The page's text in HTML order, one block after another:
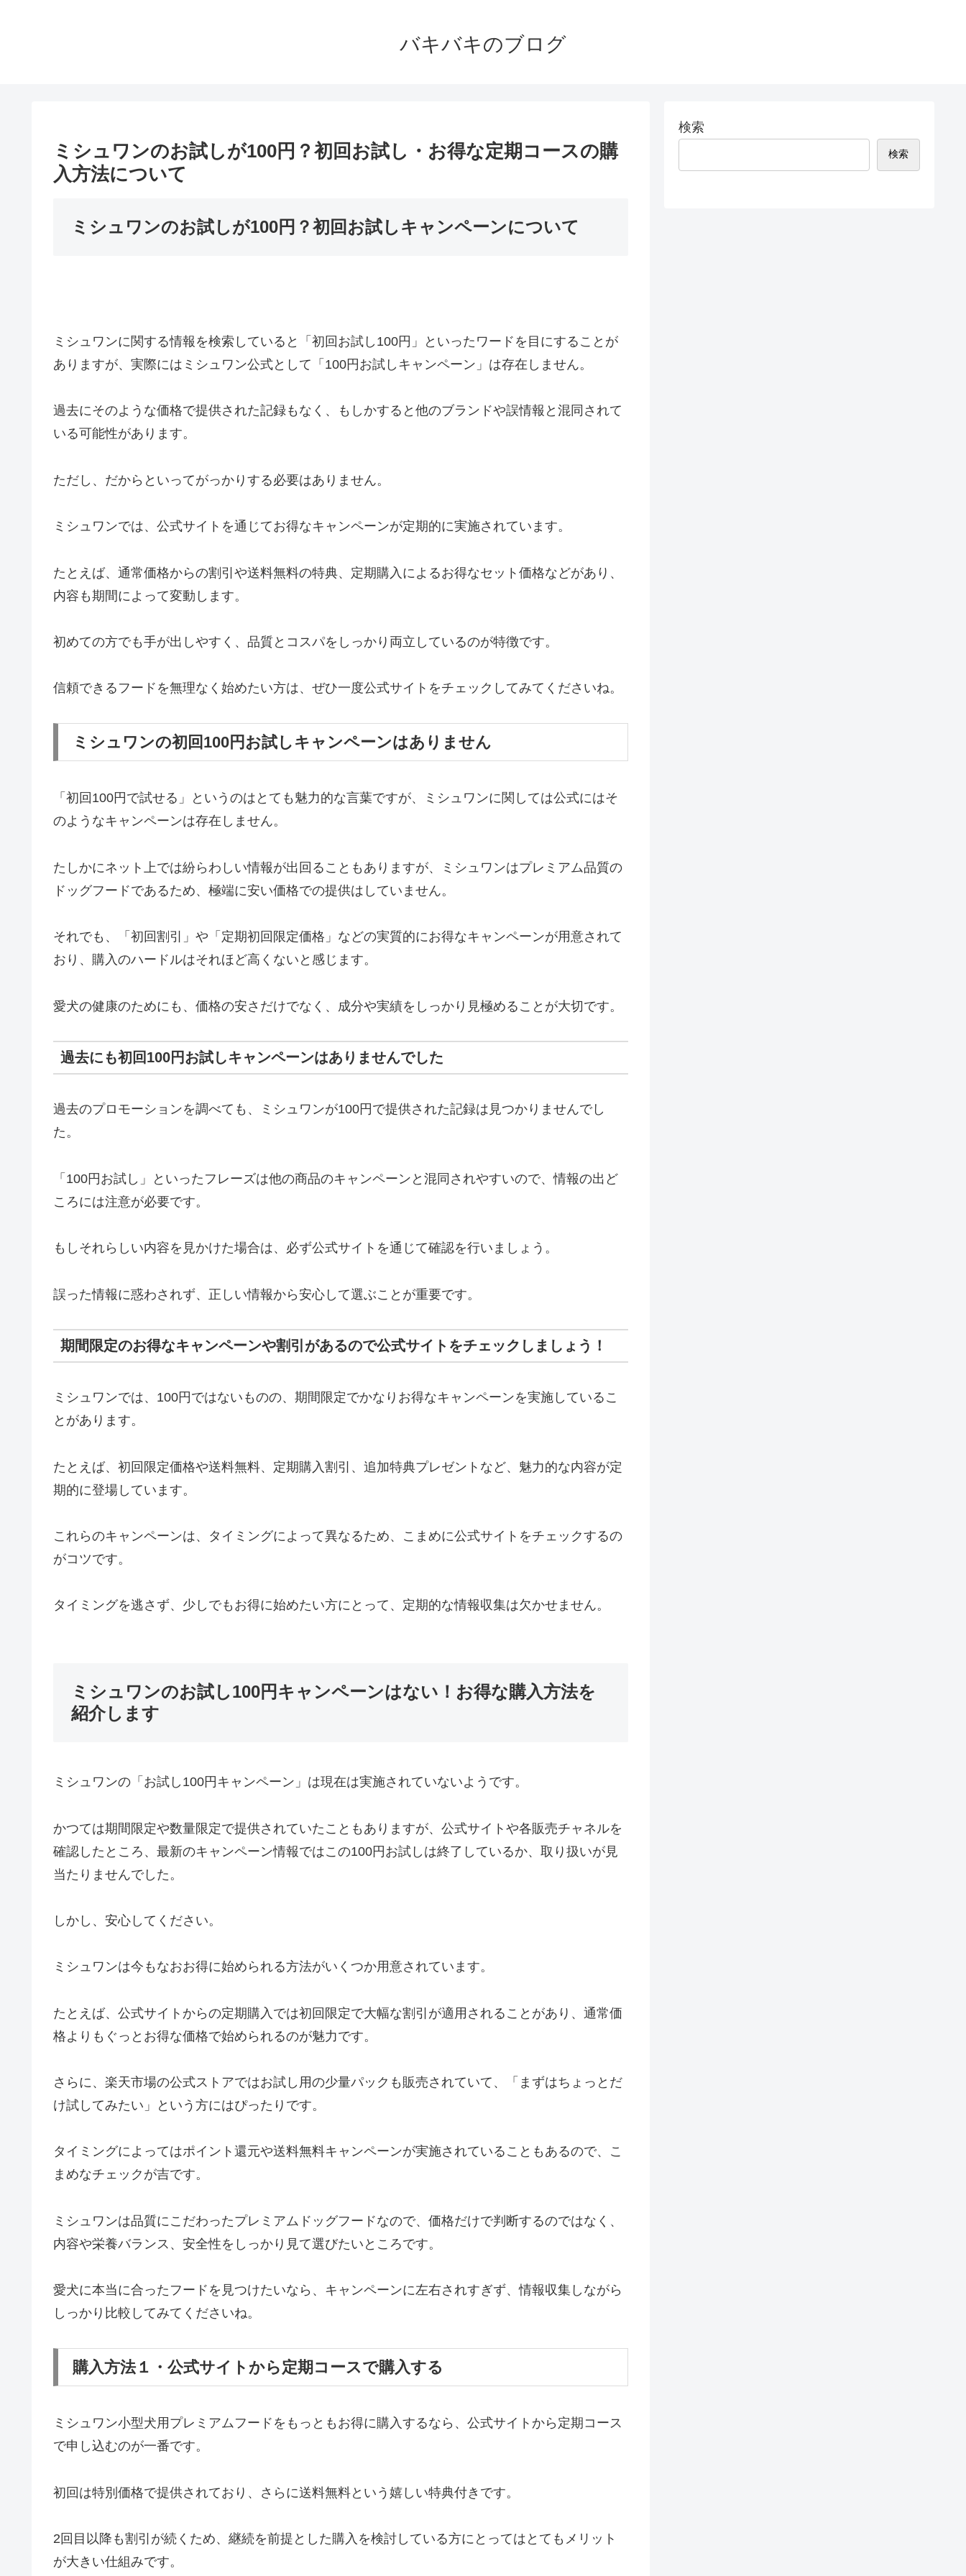
バキバキのブログ
ミシュワンのお試しが100円？初回お試し・お得な定期コースの購
入方法について
ミシュワンのお試しが100円？初回お試しキャンペーンについて
ミシュワンに関する情報を検索していると「初回お試し100円」といったワードを目にすることが
ありますが、実際にはミシュワン公式として「100円お試しキャンペーン」は存在しません。
過去にそのような価格で提供された記録もなく、もしかすると他のブランドや誤情報と混同されて
いる可能性があります。
ただし、だからといってがっかりする必要はありません。
ミシュワンでは、公式サイトを通じてお得なキャンペーンが定期的に実施されています。
たとえば、通常価格からの割引や送料無料の特典、定期購入によるお得なセット価格などがあり、
内容も期間によって変動します。
初めての方でも手が出しやすく、品質とコスパをしっかり両立しているのが特徴です。
信頼できるフードを無理なく始めたい方は、ぜひ一度公式サイトをチェックしてみてくださいね。
ミシュワンの初回100円お試しキャンペーンはありません
「初回100円で試せる」というのはとても魅力的な言葉ですが、ミシュワンに関しては公式にはそ
のようなキャンペーンは存在しません。
たしかにネット上では紛らわしい情報が出回ることもありますが、ミシュワンはプレミアム品質の
ドッグフードであるため、極端に安い価格での提供はしていません。
それでも、「初回割引」や「定期初回限定価格」などの実質的にお得なキャンペーンが用意されて
おり、購入のハードルはそれほど高くないと感じます。
愛犬の健康のためにも、価格の安さだけでなく、成分や実績をしっかり見極めることが大切です。
過去にも初回100円お試しキャンペーンはありませんでした
過去のプロモーションを調べても、ミシュワンが100円で提供された記録は見つかりませんでし
た。
「100円お試し」といったフレーズは他の商品のキャンペーンと混同されやすいので、情報の出ど
ころには注意が必要です。
もしそれらしい内容を見かけた場合は、必ず公式サイトを通じて確認を行いましょう。
誤った情報に惑わされず、正しい情報から安心して選ぶことが重要です。
期間限定のお得なキャンペーンや割引があるので公式サイトをチェックしましょう！
ミシュワンでは、100円ではないものの、期間限定でかなりお得なキャンペーンを実施しているこ
とがあります。
たとえば、初回限定価格や送料無料、定期購入割引、追加特典プレゼントなど、魅力的な内容が定
期的に登場しています。
これらのキャンペーンは、タイミングによって異なるため、こまめに公式サイトをチェックするの
がコツです。
タイミングを逃さず、少しでもお得に始めたい方にとって、定期的な情報収集は欠かせません。
ミシュワンのお試し100円キャンペーンはない！お得な購入方法を
紹介します
ミシュワンの「お試し100円キャンペーン」は現在は実施されていないようです。
かつては期間限定や数量限定で提供されていたこともありますが、公式サイトや各販売チャネルを
確認したところ、最新のキャンペーン情報ではこの100円お試しは終了しているか、取り扱いが見
当たりませんでした。
しかし、安心してください。
ミシュワンは今もなおお得に始められる方法がいくつか用意されています。
たとえば、公式サイトからの定期購入では初回限定で大幅な割引が適用されることがあり、通常価
格よりもぐっとお得な価格で始められるのが魅力です。
さらに、楽天市場の公式ストアではお試し用の少量パックも販売されていて、「まずはちょっとだ
け試してみたい」という方にはぴったりです。
タイミングによってはポイント還元や送料無料キャンペーンが実施されていることもあるので、こ
まめなチェックが吉です。
ミシュワンは品質にこだわったプレミアムドッグフードなので、価格だけで判断するのではなく、
内容や栄養バランス、安全性をしっかり見て選びたいところです。
愛犬に本当に合ったフードを見つけたいなら、キャンペーンに左右されすぎず、情報収集しながら
しっかり比較してみてくださいね。
購入方法１・公式サイトから定期コースで購入する
ミシュワン小型犬用プレミアムフードをもっともお得に購入するなら、公式サイトから定期コース
で申し込むのが一番です。
初回は特別価格で提供されており、さらに送料無料という嬉しい特典付きです。
2回目以降も割引が続くため、継続を前提とした購入を検討している方にとってはとてもメリット
が大きい仕組みです。
検索
検索